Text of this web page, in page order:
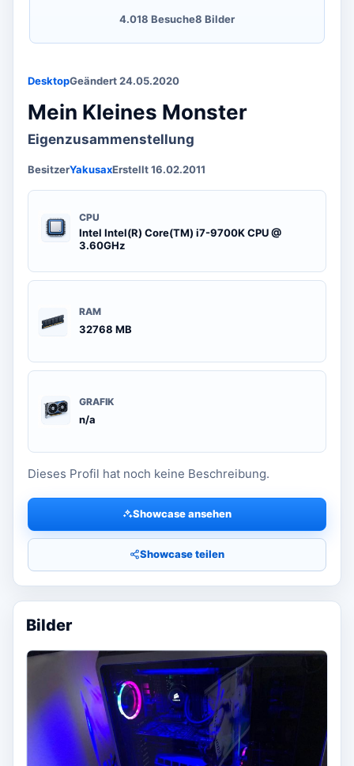
DesktopGeändert 24.05.2020
Mein Kleines Monster
Eigenzusammenstellung
BesitzerYakusaxErstellt 16.02.2011
CPU
Intel Intel(R) Core(TM) i7-9700K CPU @
3.60GHz
RAM
32768 MB
GRAFIK
n/a
Dieses Profil hat noch keine Beschreibung.
Showcase ansehen
Showcase teilen
4.018 Besuche8 Bilder
Bilder